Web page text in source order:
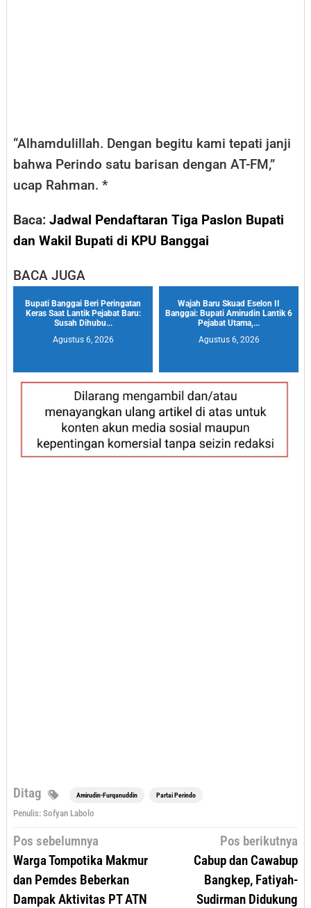
“Alhamdulillah. Dengan begitu kami tepati janji
bahwa Perindo satu barisan dengan AT-FM,”
ucap Rahman. *
Baca: Jadwal Pendaftaran Tiga Paslon Bupati
dan Wakil Bupati di KPU Banggai
BACA JUGA
Bupati Banggai Beri Peringatan
Keras Saat Lantik Pejabat Baru:
Susah Dihubu...
Agustus 6, 2026
Wajah Baru Skuad Eselon II
Banggai: Bupati Amirudin Lantik 6
Pejabat Utama,...
Agustus 6, 2026
Ditag Amirudin-Furqanuddin Partai Perindo
Penulis: Sofyan Labolo
Navigasi
Pos sebelumnya
Warga Tompotika Makmur
dan Pemdes Beberkan
Dampak Aktivitas PT ATN
Pos berikutnya
Cabup dan Cawabup
Bangkep, Fatiyah-
Sudirman Didukung